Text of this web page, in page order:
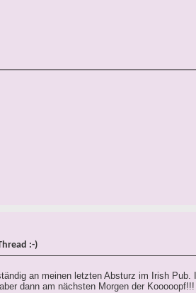
:-)
an meinen letzten Absturz im Irish Pub.
dann am nächsten Morgen der